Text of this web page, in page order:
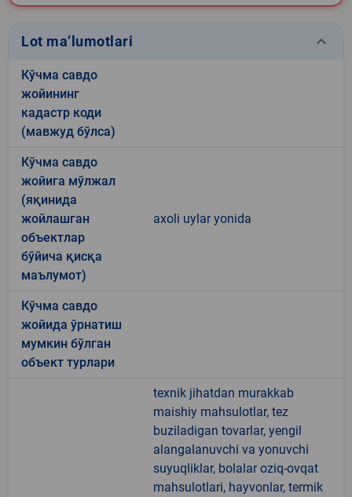
Lot ma’lumotlari keyboard_arrow_down
Кўчма савдо
жойининг
кадастр коди
(мавжуд бўлса)
Кўчма савдо
жойига мўлжал
(яқинида
жойлашган
объектлар
бўйича қисқа
маълумот)
axoli uylar yonida
Кўчма савдо
жойида ўрнатиш
мумкин бўлган
объект турлари
texnik jihatdan murakkab
maishiy mahsulotlar, tez
buziladigan tovarlar, yengil
alangalanuvchi va yonuvchi
suyuqliklar, bolalar oziq-ovqat
mahsulotlari, hayvonlar, termik